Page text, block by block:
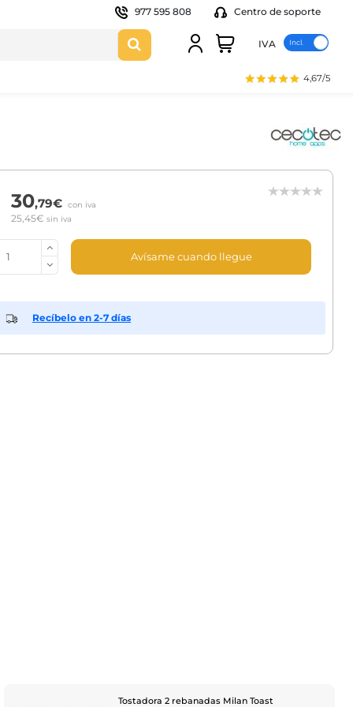
977 595 808 Centro de soporte
IVA
4,67/5
30,79€ con iva
25,45€ sin iva
Avísame cuando llegue
Recíbelo en 2-7 días
Tostadora 2 rebanadas Milan Toast